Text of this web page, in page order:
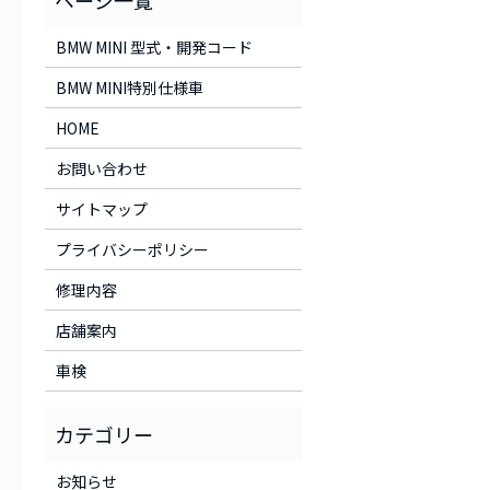
BMW MINI 型式・開発コード
BMW MINI特別仕様車
HOME
お問い合わせ
サイトマップ
プライバシーポリシー
修理内容
店舗案内
車検
お知らせ